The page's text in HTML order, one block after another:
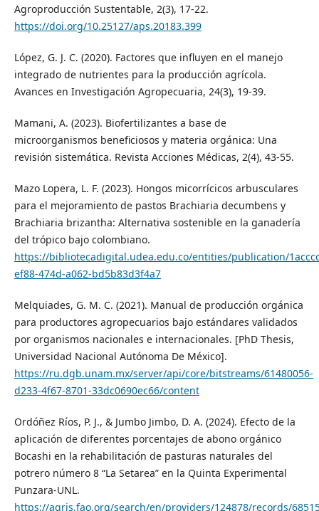
Agroproducción Sustentable, 2(3), 17-22.
https://doi.org/10.25127/aps.20183.399
López, G. J. C. (2020). Factores que influyen en el manejo
integrado de nutrientes para la producción agrícola.
Avances en Investigación Agropecuaria, 24(3), 19-39.
Mamani, A. (2023). Biofertilizantes a base de
microorganismos beneficiosos y materia orgánica: Una
revisión sistemática. Revista Acciones Médicas, 2(4), 43-55.
Mazo Lopera, L. F. (2023). Hongos micorrícicos arbusculares
para el mejoramiento de pastos Brachiaria decumbens y
Brachiaria brizantha: Alternativa sostenible en la ganadería
del trópico bajo colombiano.
https://bibliotecadigital.udea.edu.co/entities/publication/
ef88-474d-a062-bd5b83d3f4a7
Melquiades, G. M. C. (2021). Manual de producción orgánica
para productores agropecuarios bajo estándares validados
por organismos nacionales e internacionales. [PhD Thesis,
Universidad Nacional Autónoma De México].
https://ru.dgb.unam.mx/server/api/core/bitstreams/61480056-
d233-4f67-8701-33dc0690ec66/content
Ordóñez Ríos, P. J., & Jumbo Jimbo, D. A. (2024). Efecto de la
aplicación de diferentes porcentajes de abono orgánico
Bocashi en la rehabilitación de pasturas naturales del
potrero número 8 “La Setarea” en la Quinta Experimental
Punzara-UNL.
https://agris.fao.org/search/en/providers/124878/records/